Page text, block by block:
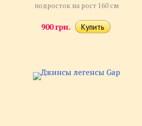
подросток на рост 160 см
900 грн.